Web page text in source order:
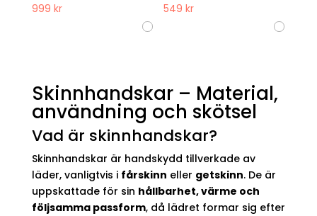
999 kr
549kr
Skinnhandskar – Material,
användning och skötsel
Vad är skinnhandskar?
Skinnhandskar är handskydd tillverkade av
läder, vanligtvis i fårskinn eller getskinn. De är
uppskattade för sin hållbarhet, värme och
följsamma passform, då lädret formar sig efter